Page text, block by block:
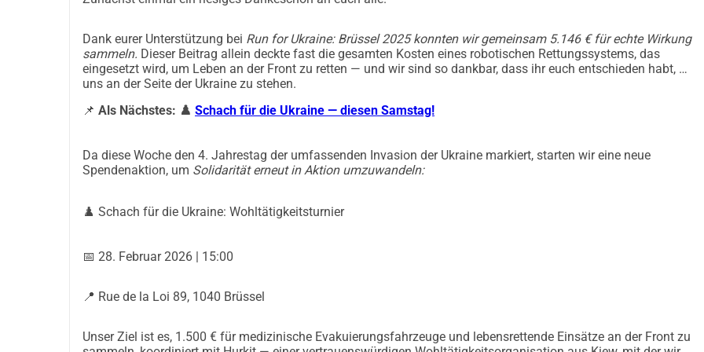
11:00 Uhr Versammlung zur Registrierung am Place Jean Rey, Brüssel
12:00 12:15 Uhr Gemeinsamer Spaziergang vom Place Jean Rey zum Parc du Cinquantenaire, der Lauf
beginnt (3,4 km Runde)
13:30 Uhr Solidaritätslotterie am Place Jean Rey & Festlichkeiten zum Unabhängigkeitstag beginnen
Jeder Teilnehmer erhält ein symbolisches Geschenk von Hurkit und wird in eine Verlosung mit Preisen von
ukrainischen Unternehmen in Brüssel aufgenommen.
So nehmen Sie teil
Schließen Sie sich uns am 24. August um 11:00 Uhr am Place Jean Rey an
Sie können trotzdem spenden und "Unterstützung aus der Ferne" kommentieren, um von den Laufteilnehmern
Dank eurer Unterstützung bei Run for Ukraine: Brüssel 2025 konnten wir gemeinsam 5.146 € für echte Wirkung
sammeln. Dieser Beitrag allein deckte fast die gesamten Kosten eines robotischen Rettungssystems, das
eingesetzt wird, um Leben an der Front zu retten — und wir sind so dankbar, dass ihr euch entschieden habt, mit
uns an der Seite der Ukraine zu stehen.
📌 Als Nächstes: ♟️ Schach für die Ukraine — diesen Samstag!
Da diese Woche den 4. Jahrestag der umfassenden Invasion der Ukraine markiert, starten wir eine neue
Spendenaktion, um Solidarität erneut in Aktion umzuwandeln:
♟️ Schach für die Ukraine: Wohltätigkeitsturnier
📅 28. Februar 2026 | 15:00
📍 Rue de la Loi 89, 1040 Brüssel
Unser Ziel ist es, 1.500 € für medizinische Evakuierungsfahrzeuge und lebensrettende Einsätze an der Front zu